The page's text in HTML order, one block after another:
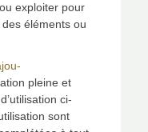
exploiter pour
éléments ou
pleine et
ci-
sont